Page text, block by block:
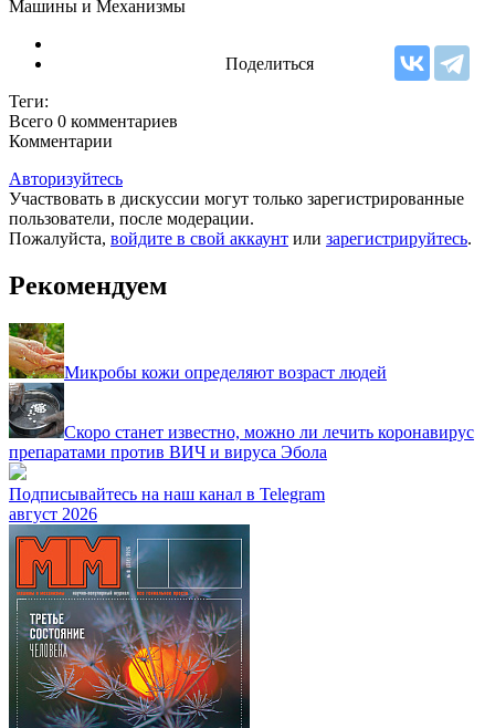
Машины и Механизмы
Поделиться
Теги:
Всего 0 комментариев
Комментарии
Авторизуйтесь
Участвовать в дискуссии могут только зарегистрированные
пользователи, после модерации.
Пожалуйста, войдите в свой аккаунт или зарегистрируйтесь.
Рекомендуем
Микробы кожи определяют возраст людей
Скоро станет известно, можно ли лечить коронавирус
препаратами против ВИЧ и вируса Эбола
Подписывайтесь на наш канал в Telegram
август 2026